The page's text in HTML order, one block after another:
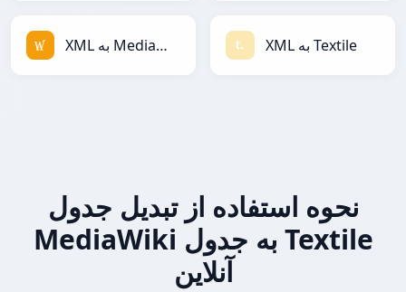
XML به MediaWiki XML به Textile
نحوه استفاده از تبدیل جدول
MediaWiki به جدول Textile
آنلاین